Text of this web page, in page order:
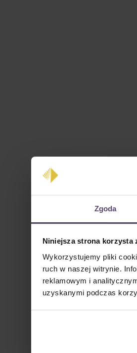
Zgoda
Niniejsza strona korzysta
Wykorzystujemy pliki
ruch w naszej witrynie.
reklamowym i
uzyskanymi podczas